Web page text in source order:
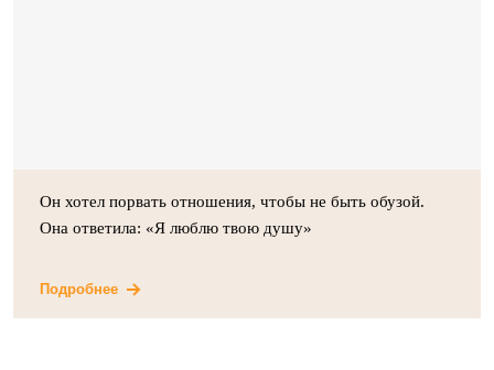
Он хотел порвать отношения, чтобы не быть обузой.
Она ответила: «Я люблю твою душу»
Подробнее